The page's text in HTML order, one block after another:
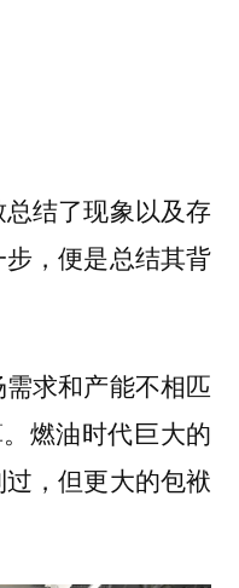
结了现象以及存
，便是总结其背
求和产能不相匹
燃油时代巨大的
，但更大的包袱